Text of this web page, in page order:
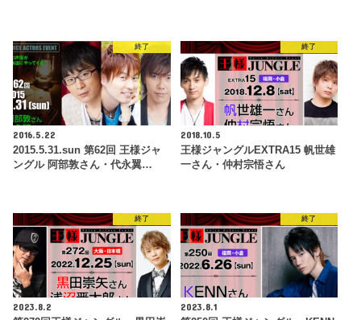
終了
2016.5.22
2015.5.31.sun 第62回 王様ジャ
ングル 阿部敦さん・代永翼…
終了
2018.10.5
王様ジャングルEXTRA15 帆世雄
一さん・仲村宗悟さん
終了
2023.8.2
終了
2023.8.1